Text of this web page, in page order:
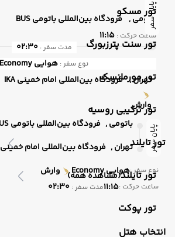
تور مسکو
تور سنت پترزبورگ
تور مورمانسک
تور ترکیبی روسیه
تور تایلند
تور تایلند(مشاهده همه)
تور پوکت
پایان سفر
باتومی , فرودگاه بین‌المللی باتومی BUS
ساعت حرکت : 11:15
مدت سفر :02:30
نوع سفر : هوایی
تهران , فرودگاه بین‌المللی امام خمینی IKA
وارش
پایان سفر باتومی , فرودگاه بین‌المللی باتومی BUS
تهران , فرودگاه بین‌المللی امام خمینی IKA
نوع سفر :هواییEconomy وارش
ساعت حرکت :11:15مدت سفر : 02:30
انتخاب هتل